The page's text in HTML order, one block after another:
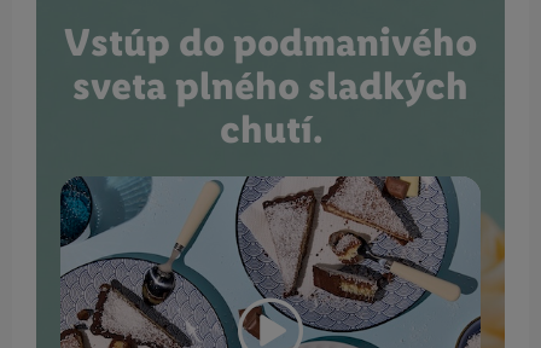
Vstúp do podmanivého
sveta plného sladkých
chutí.